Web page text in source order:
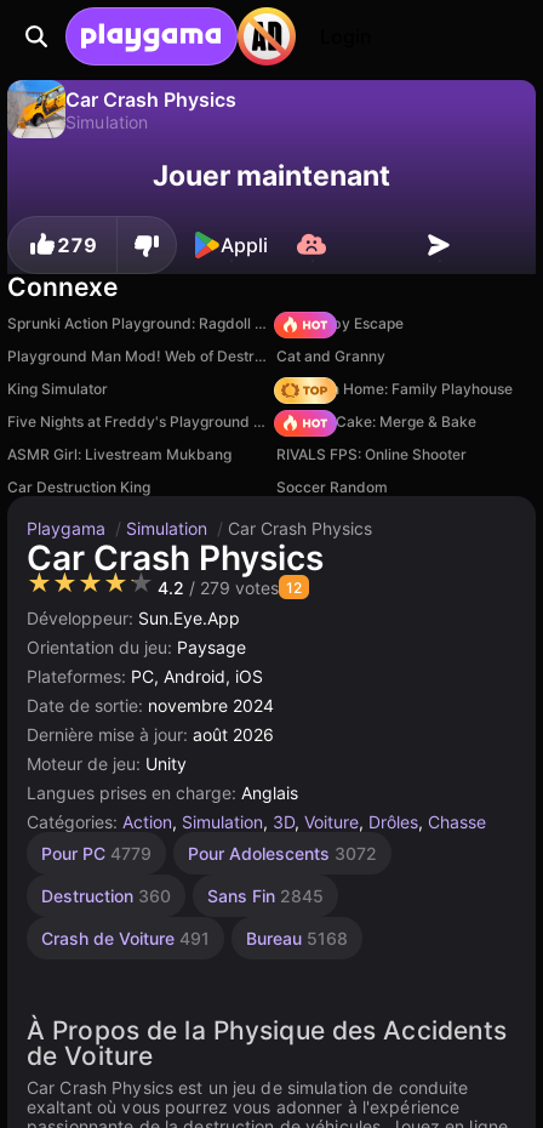
Car Crash Physics
Simulation
progression !
Non Enregistrer
Jouer maintenant
279 Appli
Connexe
Sprunki Action Playground: Ragdoll Sandbox Your Obby Escape
Playground Man Mod! Web of Destruction! Cat and Granny
King Simulator
My Town Home: Family Playhouse
Five Nights at Freddy's Playground Sandbox
Piece of Cake: Merge & Bake
ASMR Girl: Livestream Mukbang
RIVALS FPS: Online Shooter
Car Destruction King
Soccer Random
Playgama / Simulation / Car Crash Physics
Car Crash Physics
★★★★★ 4.2 / 279 votes 12
Développeur: Sun.Eye.App
Orientation du jeu: Paysage
Plateformes: PC, Android, iOS
Date de sortie: novembre 2024
Dernière mise à jour: août 2026
Moteur de jeu: Unity
Langues prises en charge: Anglais
Catégories: Action, Simulation, 3D, Voiture, Drôles, Chasse
Pour PC 4779 Pour Adolescents 3072
Destruction 360 Sans Fin 2845
Crash de Voiture 491 Bureau 5168
Indépendants
Bac à
414
Haute
3569
Monde
382
Navigateur
Unity
ligne
À Propos de la Physique des Accidents
de Voiture
Car Crash Physics est un jeu de simulation de conduite
exaltant où vous pourrez vous adonner à l'expérience